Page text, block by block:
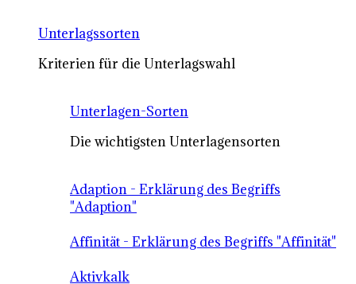
Unterlagssorten
Kriterien für die Unterlagswahl
Unterlagen-Sorten
Die wichtigsten Unterlagensorten
Adaption - Erklärung des Begriffs
"Adaption"
Affinität - Erklärung des Begriffs "Affinität"
Aktivkalk